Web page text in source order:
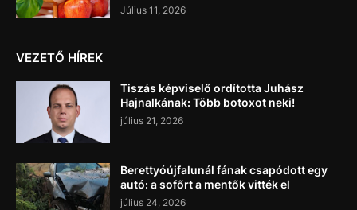
Július 11, 2026
VEZETŐ HÍREK
Tiszás képviselő ordította Juhász
Hajnalkának: Több botoxot neki!
július 21, 2026
Berettyóújfalunál fának csapódott egy
autó: a sofőrt a mentők vitték el
július 24, 2026